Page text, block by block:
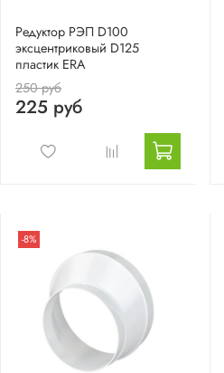
Редуктор РЭП D100
эксцентриковый D125
пластик ERA
250 руб
225 руб
-8%